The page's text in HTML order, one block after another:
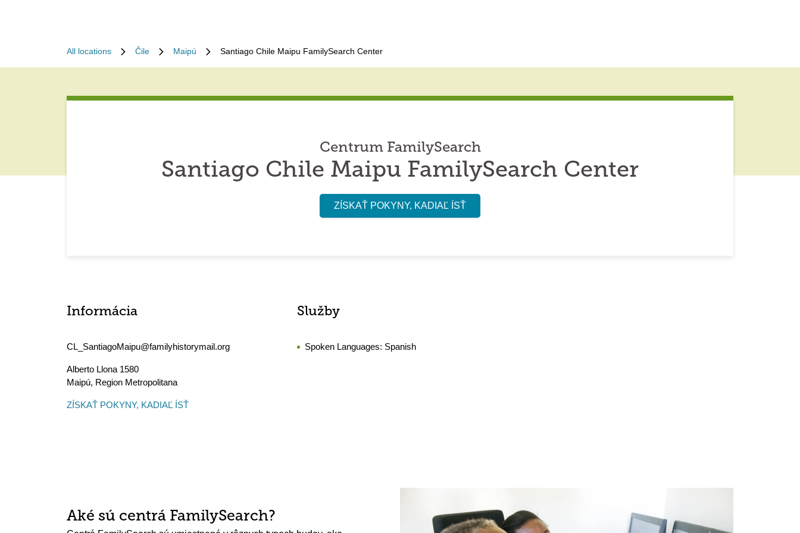
All locations Čile Maipú Santiago Chile Maipu FamilySearch Center
Centrum FamilySearch
Santiago Chile Maipu FamilySearch Center
ZÍSKAŤ POKYNY, KADIAĽ ÍSŤ
Informácia
CL_SantiagoMaipu@familyhistorymail.org
Alberto Llona 1580
Maipú, Region Metropolitana
ZÍSKAŤ POKYNY, KADIAĽ ÍSŤ
Služby
Spoken Languages: Spanish
Aké sú centrá FamilySearch?